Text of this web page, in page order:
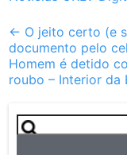
Post
navigation
← O jeito certo (e
documento pelo
Homem é detido
roubo – Interior da
Pesquisar
por: